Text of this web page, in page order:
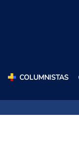
COLUMNISTAS